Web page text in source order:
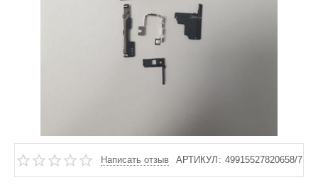
Написать отзыв АРТИКУЛ: 49915527820658/7